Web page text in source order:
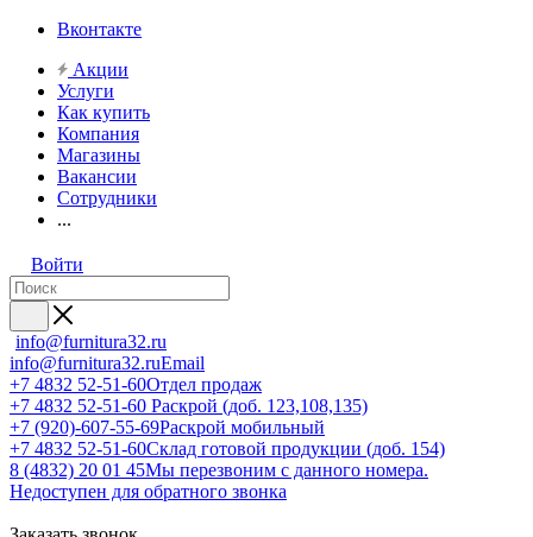
Вконтакте
Акции
Услуги
Как купить
Компания
Магазины
Вакансии
Сотрудники
...
Войти
info@furnitura32.ru
info@furnitura32.ruEmail
+7 4832 52-51-60Отдел продаж
+7 4832 52-51-60 Раскрой (доб. 123,108,135)
+7 (920)-607-55-69Раскрой мобильный
+7 4832 52-51-60Склад готовой продукции (доб. 154)
8 (4832) 20 01 45Мы перезвоним с данного номера.
Недоступен для обратного звонка